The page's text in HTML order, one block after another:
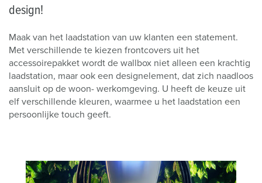
design!
Maak van het laadstation van uw klanten een statement.
Met verschillende te kiezen frontcovers uit het
accessoirepakket wordt de wallbox niet alleen een krachtig
laadstation, maar ook een designelement, dat zich naadloos
aansluit op de woon- werkomgeving. U heeft de keuze uit
elf verschillende kleuren, waarmee u het laadstation een
persoonlijke touch geeft.